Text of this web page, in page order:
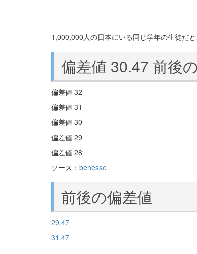
1,000,000人の日本にいる同じ学年の生徒だ
偏差値 30.47 前後
偏差値 32
偏差値 31
偏差値 30
偏差値 29
偏差値 28
ソース： benesse
前後の偏差値
29.47
31.47